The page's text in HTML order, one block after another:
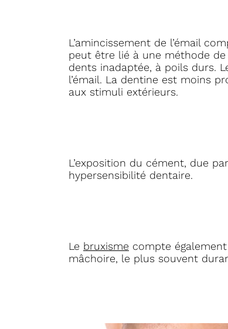
L’amincissement de l’émail
peut être lié à une méthode de
dents inadaptée, à poils durs.
l’émail. La dentine est moins
aux stimuli extérieurs.
L’exposition du cément, due
hypersensibilité dentaire.
Le bruxisme compte
mâchoire, le plus souvent